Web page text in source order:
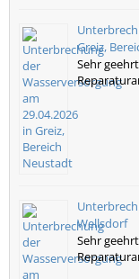
Greiz,
Sehr
Wellsdorf
Sehr